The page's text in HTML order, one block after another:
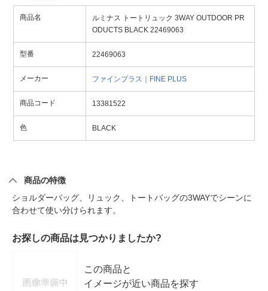
商品名
ルミナス トートリュック 3WAY OUTDOOR PR
ODUCTS BLACK 22469063
型番 22469063
メーカー ファインプラス｜FINE PLUS
商品コード 13381522
色 BLACK
商品の特徴
ショルダーバッグ、リュック、トートバッグの3WAYでシーンに
合わせて使い分けられます。
お探しの商品は見つかりましたか?
この商品と
イメージが近い商品を探す